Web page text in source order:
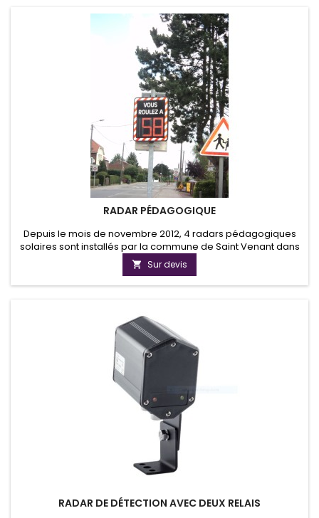
RADAR PÉDAGOGIQUE
Depuis le mois de novembre 2012, 4 radars pédagogiques
solaires sont installés par la commune de Saint Venant dans
le Pas De calais afin de faire prendre conscience aux
automobilistes des risques liées à la vitesse. Vous pouvez
voir nos radars sur la départementale reliant Saint Venant à
 Sur devis
RADAR DE DÉTECTION AVEC DEUX RELAIS